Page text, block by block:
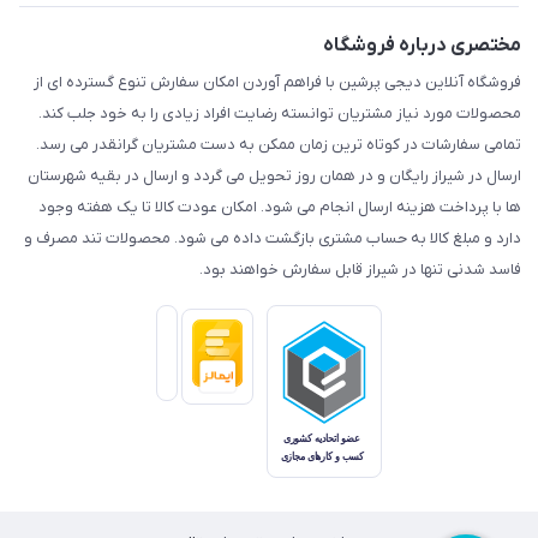
مختصری درباره فروشگاه
فروشگاه آنلاین دیجی پرشین با فراهم آوردن امکان سفارش تنوع گسترده ای از
محصولات مورد نیاز مشتریان توانسته رضایت افراد زیادی را به خود جلب کند.
تمامی سفارشات در کوتاه ترین زمان ممکن به دست مشتریان گرانقدر می رسد.
ارسال در شیراز رایگان و در همان روز تحویل می گردد و ارسال در بقیه شهرستان
ها با پرداخت هزینه ارسال انجام می شود. امکان عودت کالا تا یک هفته وجود
دارد و مبلغ کالا به حساب مشتری بازگشت داده می شود. محصولات تند مصرف و
فاسد شدنی تنها در شیراز قابل سفارش خواهند بود.